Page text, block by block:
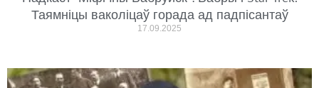
Таямніцы ваколіцаў горада ад падпісантаў
17.09.2025